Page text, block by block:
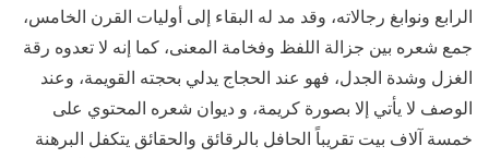
الرابع ونوابغ رجالاته، وقد مد له البقاء إلى أوليات القرن الخامس،
جمع شعره بين جزالة اللفظ وفخامة المعنى، كما إنه لا تعدوه رقة
الغزل وشدة الجدل، فهو عند الحجاج يدلي بحجته القويمة، وعند
الوصف لا يأتي إلا بصورة كريمة، و ديوان شعره المحتوي على
خمسة آلاف بيت تقريباً الحافل بالرقائق والحقائق يتكفل البرهنة